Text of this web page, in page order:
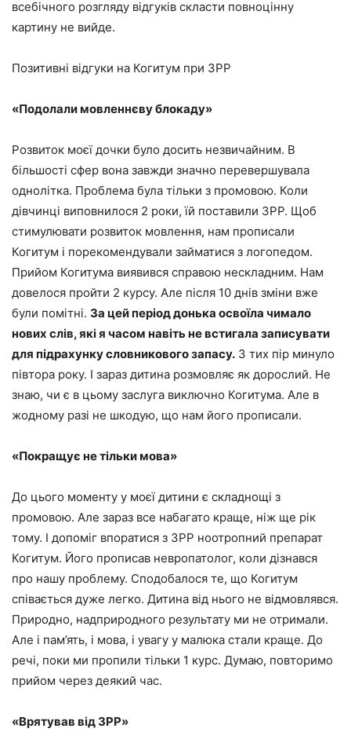
всебічного розгляду відгуків скласти повноцінну
картину не вийде.
Позитивні відгуки на Когитум при ЗРР
«Подолали мовленнєву блокаду»
Розвиток моєї дочки було досить незвичайним. В
більшості сфер вона завжди значно перевершувала
однолітка. Проблема була тільки з промовою. Коли
дівчинці виповнилося 2 роки, їй поставили ЗРР. Щоб
стимулювати розвиток мовлення, нам прописали
Когитум і порекомендували займатися з логопедом.
Прийом Когитума виявився справою нескладним. Нам
довелося пройти 2 курсу. Але після 10 днів зміни вже
були помітні. За цей період донька освоїла чимало
нових слів, які я часом навіть не встигала записувати
для підрахунку словникового запасу. З тих пір минуло
півтора року. І зараз дитина розмовляє як дорослий. Не
знаю, чи є в цьому заслуга виключно Когитума. Але в
жодному разі не шкодую, що нам його прописали.
«Покращує не тільки мова»
До цього моменту у моєї дитини є складнощі з
промовою. Але зараз все набагато краще, ніж ще рік
тому. І допоміг впоратися з ЗРР ноотропний препарат
Когитум. Його прописав невропатолог, коли дізнався
про нашу проблему. Сподобалося те, що Когитум
співається дуже легко. Дитина від нього не відмовлявся.
Природно, надприродного результату ми не отримали.
Але і пам’ять, і мова, і увагу у малюка стали краще. До
речі, поки ми пропили тільки 1 курс. Думаю, повторимо
прийом через деякий час.
«Врятував від ЗРР»